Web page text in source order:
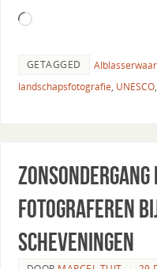
GETAGGED
landschapsfotografie, UNESCO,
fotograferen
Scheveningen